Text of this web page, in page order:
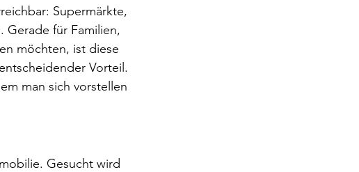
Supermärkte,
Gerade für Familien,
möchten, ist diese
Vorteil.
man sich vorstellen
Gesucht wird